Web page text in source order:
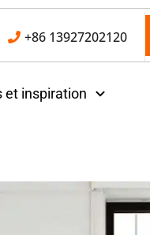
+86 13927202120
et inspiration